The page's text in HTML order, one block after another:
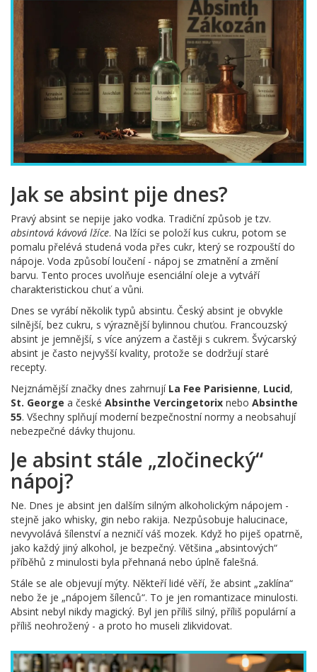
Jak se absint pije dnes?
Pravý absint se nepije jako vodka. Tradiční způsob je tzv.
absintová kávová lžíce. Na lžíci se položí kus cukru, potom se
pomalu přelévá studená voda přes cukr, který se rozpouští do
nápoje. Voda způsobí loučení - nápoj se zmatnění a změní
barvu. Tento proces uvolňuje esenciální oleje a vytváří
charakteristickou chuť a vůni.
Dnes se vyrábí několik typů absintu. Český absint je obvykle
silnější, bez cukru, s výraznější bylinnou chuťou. Francouzský
absint je jemnější, s více anýzem a častěji s cukrem. Švýcarský
absint je často nejvyšší kvality, protože se dodržují staré
recepty.
Nejznámější značky dnes zahrnují La Fee Parisienne, Lucid,
St. George a české Absinthe Vercingetorix nebo Absinthe
55. Všechny splňují moderní bezpečnostní normy a neobsahují
nebezpečné dávky thujonu.
Je absint stále „zločinecký“
nápoj?
Ne. Dnes je absint jen dalším silným alkoholickým nápojem -
stejně jako whisky, gin nebo rakija. Nezpůsobuje halucinace,
nevyvolává šílenství a nezničí váš mozek. Když ho piješ opatrně,
jako každý jiný alkohol, je bezpečný. Většina „absintových“
příběhů z minulosti byla přehnaná nebo úplně falešná.
Stále se ale objevují mýty. Někteří lidé věří, že absint „zaklína“
nebo že je „nápojem šílenců“. To je jen romantizace minulosti.
Absint nebyl nikdy magický. Byl jen příliš silný, příliš populární a
příliš neohrožený - a proto ho museli zlikvidovat.